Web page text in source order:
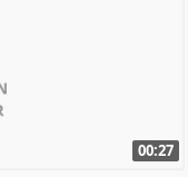
00:27